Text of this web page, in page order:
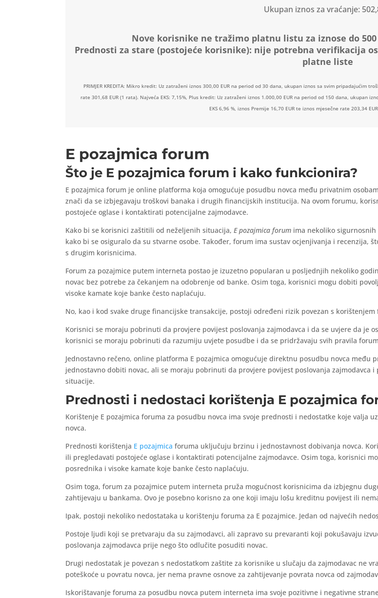
Ukupan iznos za vraćanje:
Nove korisnike ne tražimo platnu listu za iznose do
Prednosti za stare (postojeće korisnike): nije potrebna verifikacija
platne liste
PRIMJER KREDITA: Mikro kredit: Uz zatraženi iznos 300,00 EUR na period od 30 dana, ukupan iznos sa svim pripadajućim
rate 301,68 EUR (1 rata). Najveća EKS: 7,15%, Plus kredit: Uz zatraženi iznos 1.000,00 EUR na period od 150 dana, ukupan
EKS 6,96 %, iznos Premije 16,70 EUR te iznos mjesečne rate 203,34
E pozajmica forum
Što je E pozajmica forum i kako funkcionira?
E pozajmica forum je online platforma koja omogućuje posudbu novca među privatnim
znači da se izbjegavaju troškovi banaka i drugih financijskih institucija. Na ovom forumu,
postojeće oglase i kontaktirati potencijalne zajmodavce.
Kako bi se korisnici zaštitili od neželjenih situacija,E pozajmica forum ima nekoliko
kako bi se osiguralo da su stvarne osobe. Također, forum ima sustav ocjenjivanja i recenzija,
s drugim korisnicima.
Forum za pozajmice putem interneta postao je izuzetno popularan u posljednjih nekoliko
novac bez potrebe za čekanjem na odobrenje od banke. Osim toga, korisnici mogu dobiti
visoke kamate koje banke često naplaćuju.
No, kao i kod svake druge financijske transakcije, postoji određeni rizik povezan s korištenjem
Korisnici se moraju pobrinuti da provjere povijest poslovanja zajmodavca i da se uvjere da je
korisnici se moraju pobrinuti da razumiju uvjete posudbe i da se pridržavaju svih pravila
Jednostavno rečeno, online platforma E pozajmica omogućuje direktnu posudbu novca među
jednostavno dobiti novac, ali se moraju pobrinuti da provjere povijest poslovanja zajmodavca
situacije.
Prednosti i nedostaci korištenja E pozajmica
Korištenje E pozajmica foruma za posudbu novca ima svoje prednosti i nedostatke koje valja
novca.
Prednosti korištenja E pozajmica foruma uključuju brzinu i jednostavnost dobivanja novca.
ili pregledavati postojeće oglase i kontaktirati potencijalne zajmodavce. Osim toga, korisnici
posrednika i visoke kamate koje banke često naplaćuju.
Osim toga, forum za pozajmice putem interneta pruža mogućnost korisnicima da izbjegnu
zahtijevaju u bankama. Ovo je posebno korisno za one koji imaju lošu kreditnu povijest ili
Ipak, postoji nekoliko nedostataka u korištenju foruma za E pozajmice. Jedan od najvećih
Postoje ljudi koji se pretvaraju da su zajmodavci, ali zapravo su prevaranti koji pokušavaju
poslovanja zajmodavca prije nego što odlučite posuditi novac.
Drugi nedostatak je povezan s nedostatkom zaštite za korisnike u slučaju da zajmodavac ne
poteškoće u povratu novca, jer nema pravne osnove za zahtijevanje povrata novca od
Iskorištavanje foruma za posudbu novca putem interneta ima svoje pozitivne i negativne